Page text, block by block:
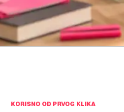
KORISNO OD PRVOG KLIKA